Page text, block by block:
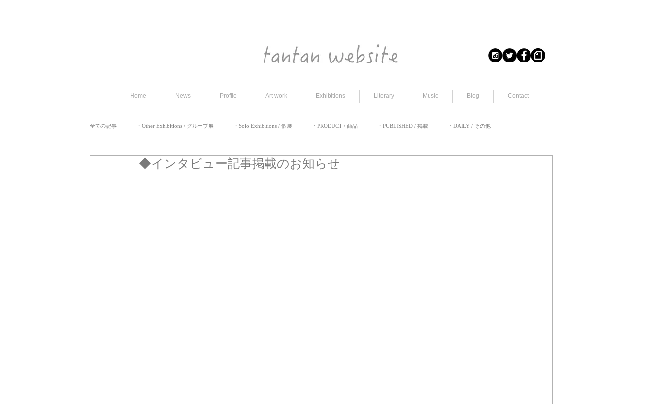
Home News Profile Art work Exhibitions Literary Music Blog Contact
全ての記事 ・Other Exhibitions / グループ展 ・Solo Exhibitions / 個展 ・PRODUCT / 商品 ・PUBLISHED / 掲載 ・DAILY / その他
・BAND / バンド ・PAST BLOG / 過去のブログ ・EVENT / イベント ・ART Fair / アートフェア
◆インタビュー記事掲載のお知らせ